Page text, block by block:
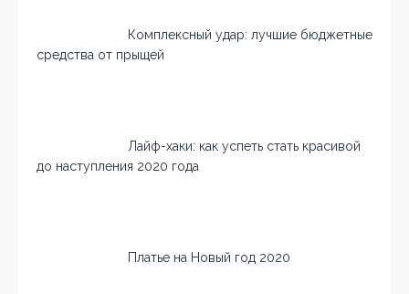
Комплексный удар: лучшие бюджетные
средства от прыщей
Лайф-хаки: как успеть стать красивой
до наступления 2020 года
Платье на Новый год 2020